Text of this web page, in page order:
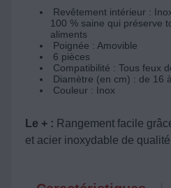
Revêtement intérieur :
100 % saine qui préserve
aliments
Poignée : Amovible
6 pièces
Compatibilité : Tous feux
Diamètre (en cm) : de 16
Couleur : Inox
Le + : Rangement facile
et acier inoxydable de